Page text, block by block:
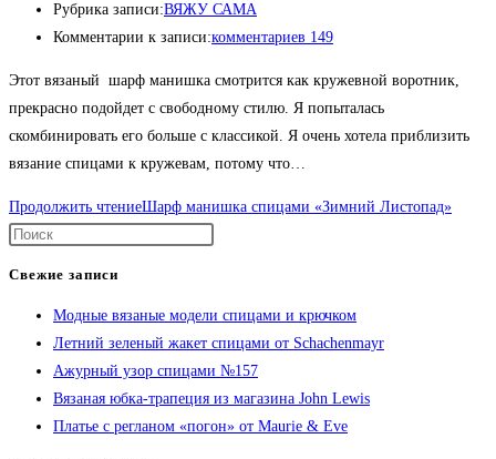
Рубрика записи:ВЯЖУ САМА
Комментарии к записи:комментариев 149
Этот вязаный шарф манишка смотрится как кружевной воротник,
прекрасно подойдет с свободному стилю. Я попыталась
скомбинировать его больше с классикой. Я очень хотела приблизить
вязание спицами к кружевам, потому что…
Продолжить чтениеШарф манишка спицами «Зимний Листопад»
Свежие записи
Модные вязаные модели спицами и крючком
Летний зеленый жакет спицами от Schachenmayr
Ажурный узор спицами №157
Вязаная юбка-трапеция из магазина John Lewis
Платье с регланом «погон» от Maurie & Eve